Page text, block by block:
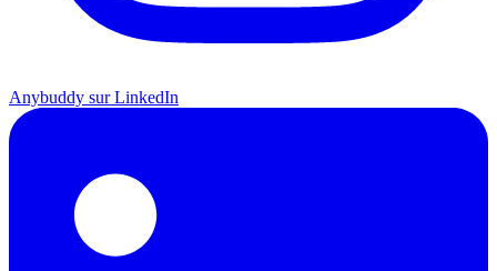
Anybuddy sur LinkedIn